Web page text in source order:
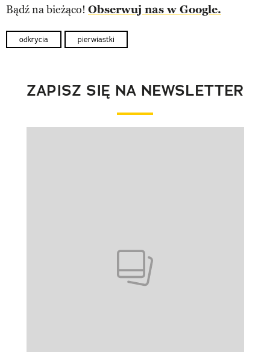
Bądź na bieżąco! Obserwuj nas w Google.
odkrycia pierwiastki
ZAPISZ SIĘ NA NEWSLETTER